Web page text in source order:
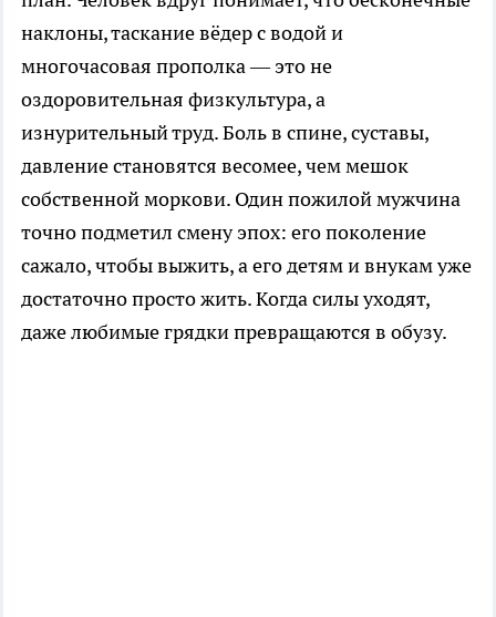
наклоны, таскание вёдер с водой и
многочасовая прополка — это не
оздоровительная физкультура, а
изнурительный труд. Боль в спине, суставы,
давление становятся весомее, чем мешок
собственной моркови. Один пожилой мужчина
точно подметил смену эпох: его поколение
сажало, чтобы выжить, а его детям и внукам уже
достаточно просто жить. Когда силы уходят,
даже любимые грядки превращаются в обузу.